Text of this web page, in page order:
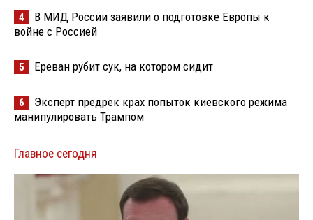
4
В МИД России заявили о подготовке Европы к
войне с Россией
5 Ереван рубит сук, на котором сидит
6
Эксперт предрек крах попыток киевского режима
манипулировать Трампом
Главное сегодня